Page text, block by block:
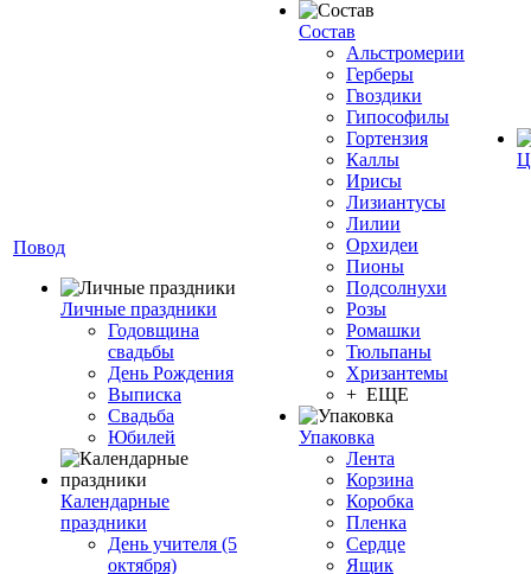
Повод
Личные праздники
Годовщина
свадьбы
День Рождения
Выписка
Свадьба
Юбилей
Календарные
праздники
День учителя (5
октября)
Состав
Альстромерии
Герберы
Гвоздики
Гипософилы
Гортензия
Каллы
Ирисы
Лизиантусы
Лилии
Орхидеи
Пионы
Подсолнухи
Розы
Ромашки
Тюльпаны
Хризантемы
+ ЕЩЕ
Упаковка
Лента
Корзина
Коробка
Пленка
Сердце
Ящик